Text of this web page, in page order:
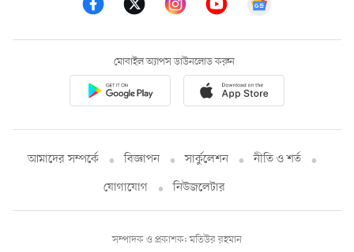
মোবাইল অ্যাপস ডাউনলোড করুন
আমাদের সম্পর্কে বিজ্ঞাপন সার্কুলেশন
নীতি ও শর্ত
যোগাযোগ
নিউজলেটার
সম্পাদক ও প্রকাশক: মতিউর রহমান